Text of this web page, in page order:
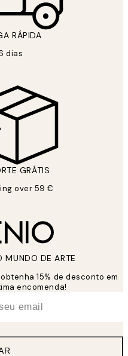
RÁPIDA
dias
GRÁTIS
over 59 €
MUNDO DE ARTE
15% de desconto em
encomenda!